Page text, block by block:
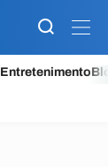
Entretenimento